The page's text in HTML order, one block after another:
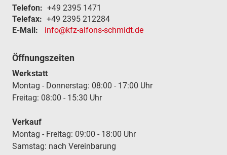
Telefon: +49 2395 1471
Telefax: +49 2395 212284
E-Mail:
info@kfz-alfons-schmidt.de
Öffnungszeiten
Werkstatt
Montag - Donnerstag: 08:00 - 17:00 Uhr
Freitag: 08:00 - 15:30 Uhr
Verkauf
Montag - Freitag: 09:00 - 18:00 Uhr
Samstag: nach Vereinbarung